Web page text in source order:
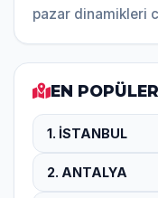
pazar dinamikleri
EN
1. İSTANBUL
2. ANTALYA